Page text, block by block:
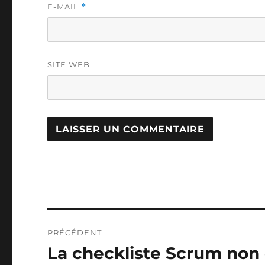
E-MAIL *
SITE WEB
de
PRÉCÉDENT
Publication
La checkliste Scrum